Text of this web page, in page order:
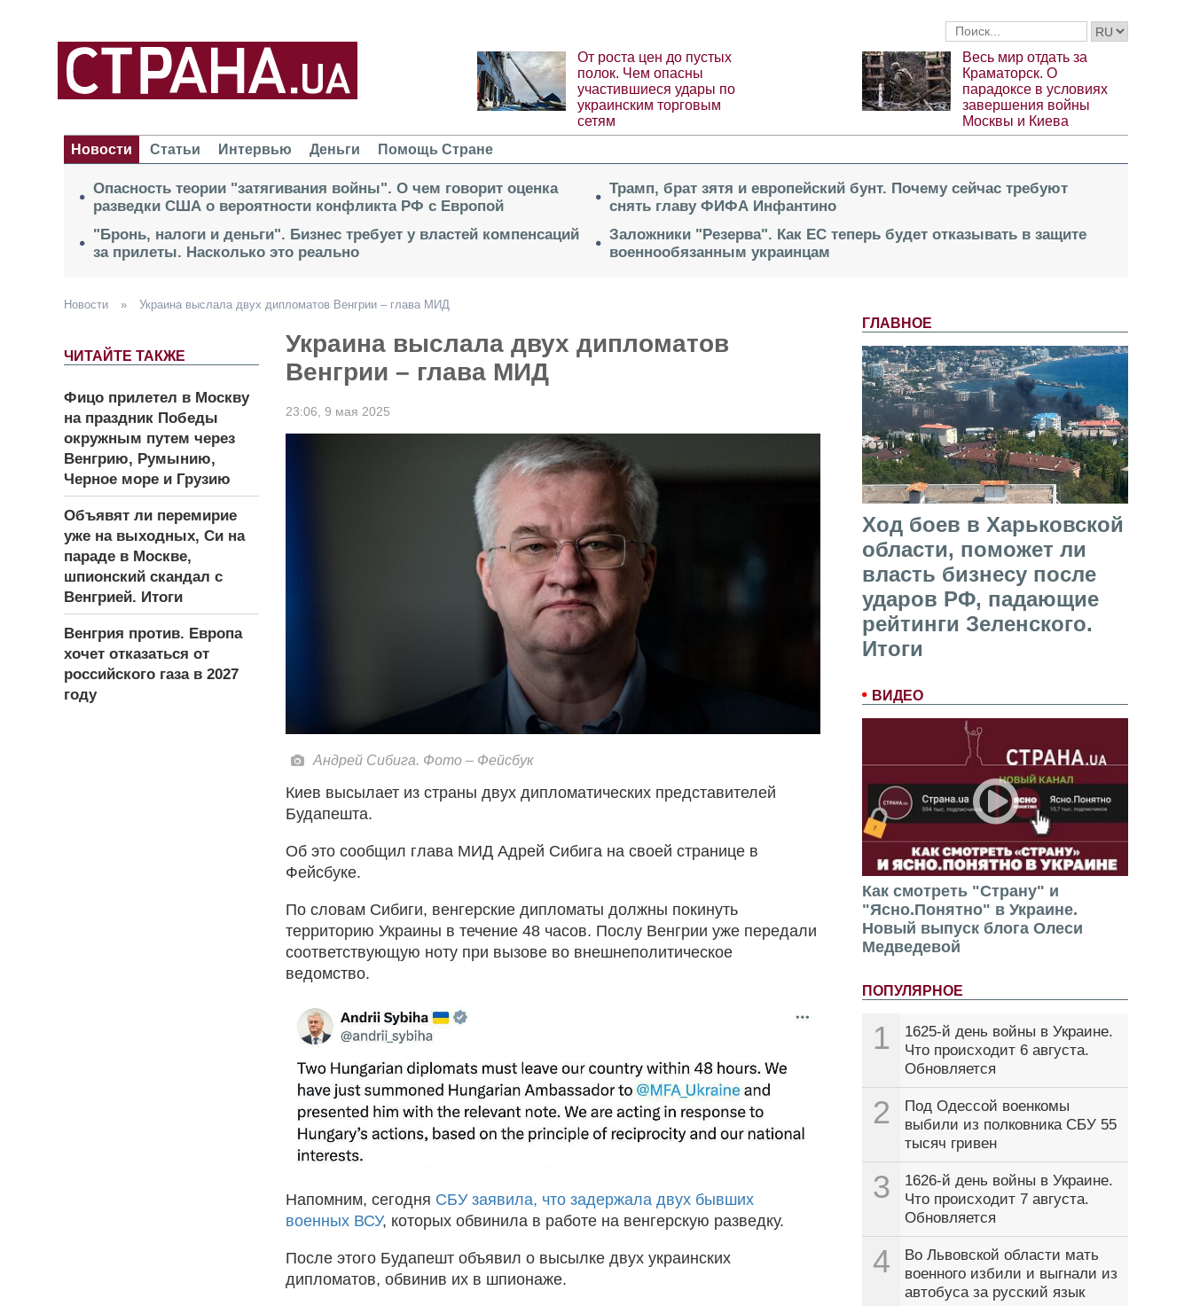
От роста цен до пустых
полок. Чем опасны
участившиеся удары по
украинским торговым
сетям
Весь мир отдать за
Краматорск. О
парадоксе в условиях
завершения войны
Москвы и Киева
Новости
Статьи Интервью Деньги Помощь Стране
Опасность теории "затягивания войны". О чем говорит оценка
разведки США о вероятности конфликта РФ с Европой
"Бронь, налоги и деньги". Бизнес требует у властей компенсаций
за прилеты. Насколько это реально
Трамп, брат зятя и европейский бунт. Почему сейчас требуют
снять главу ФИФА Инфантино
Заложники "Резерва". Как ЕС теперь будет отказывать в защите
военнообязанным украинцам
ГЛАВНОЕ
Ход боев в Харьковской
области, поможет ли
власть бизнесу после
ударов РФ, падающие
рейтинги Зеленского.
Итоги
ВИДЕО
Как смотреть "Страну" и
"Ясно.Понятно" в Украине.
Новый выпуск блога Олеси
Медведевой
ПОПУЛЯРНОЕ
1
1625-й день войны в Украине.
Что происходит 6 августа.
Обновляется
2
Под Одессой военкомы
выбили из полковника СБУ 55
тысяч гривен
3
1626-й день войны в Украине.
Что происходит 7 августа.
Обновляется
4
Во Львовской области мать
военного избили и выгнали из
автобуса за русский язык
Новости » Украина выслала двух дипломатов Венгрии – глава МИД
ЧИТАЙТЕ ТАКЖЕ
Фицо прилетел в Москву
на праздник Победы
окружным путем через
Венгрию, Румынию,
Черное море и Грузию
Объявят ли перемирие
уже на выходных, Си на
параде в Москве,
шпионский скандал с
Венгрией. Итоги
Венгрия против. Европа
хочет отказаться от
российского газа в 2027
году
Украина выслала двух дипломатов
Венгрии – глава МИД
23:06, 9 мая 2025
Андрей Сибига. Фото – Фейсбук
Киев высылает из страны двух дипломатических представителей
Будапешта.
Об это сообщил глава МИД Адрей Сибига на своей странице в
Фейсбуке.
По словам Сибиги, венгерские дипломаты должны покинуть
территорию Украины в течение 48 часов. Послу Венгрии уже передали
соответствующую ноту при вызове во внешнеполитическое
ведомство.
Напомним, сегодня СБУ заявила, что задержала двух бывших
военных ВСУ, которых обвинила в работе на венгерскую разведку.
После этого Будапешт объявил о высылке двух украинских
дипломатов, обвинив их в шпионаже.